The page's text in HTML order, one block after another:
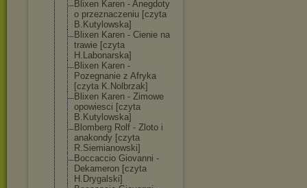
Blixen Karen - Anegdoty
o przeznaczeniu [czyta
B.Kutylowska]
Blixen Karen - Cienie na
trawie [czyta
H.Labonarska]
Blixen Karen -
Pozegnanie z Afryka
[czyta K.Nolbrzak]
Blixen Karen - Zimowe
opowiesci [czyta
B.Kutylowska]
Blomberg Rolf - Zloto i
anakondy [czyta
R.Siemianowski]
Boccaccio Giovanni -
Dekameron [czyta
H.Drygalski]